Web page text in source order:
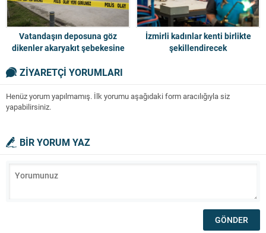
Vatandaşın deposuna göz
dikenler akaryakıt şebekesine
İzmirli kadınlar kenti birlikte
şekillendirecek
ZİYARETÇİ YORUMLARI
Henüz yorum yapılmamış. İlk yorumu aşağıdaki form aracılığıyla siz
yapabilirsiniz.
BİR YORUM YAZ